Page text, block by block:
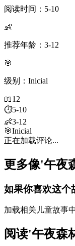
阅读时间：5-10
👶
推荐年龄：3-12
🎯
级别：Inicial
📖12
⏱️5-10
👶3-12
🎯Inicial
正在加载评论...
更多像'午夜
如果你喜欢这个
加载相关儿童故事
阅读'午夜森